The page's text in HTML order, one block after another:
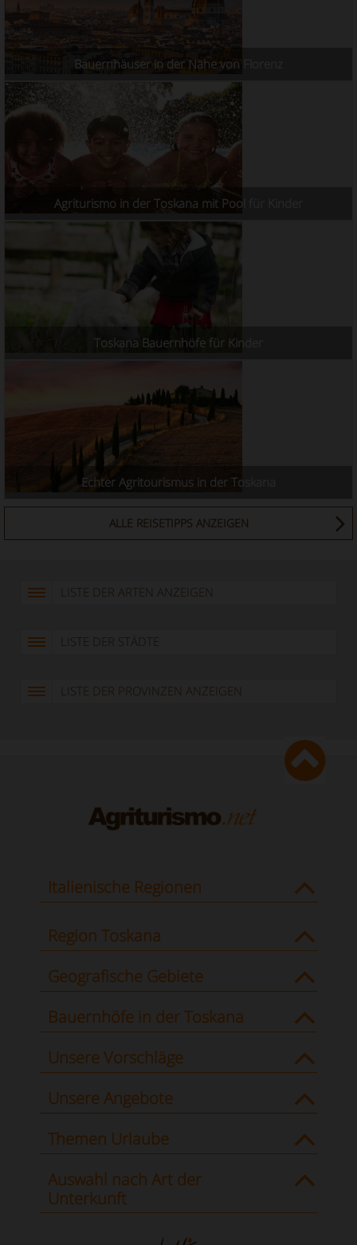
Bauernhäuser in der Nähe von Florenz
Agriturismo in der Toskana mit Pool für Kinder
Toskana Bauernhöfe für Kinder
Echter Agritourismus in der Toskana
ALLE REISETIPPS ANZEIGEN
LISTE DER ARTEN ANZEIGEN
LISTE DER STÄDTE
LISTE DER PROVINZEN ANZEIGEN
Italienische Regionen
Region Toskana
Geografische Gebiete
Bauernhöfe in der Toskana
Unsere Vorschläge
Unsere Angebote
Themen Urlaube
Auswahl nach Art der
Unterkunft